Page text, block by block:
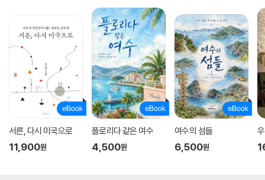
서른, 다시 미국으로
11,900원
플로리다 같은 여수
4,500원
여수의 섬들
6,500원